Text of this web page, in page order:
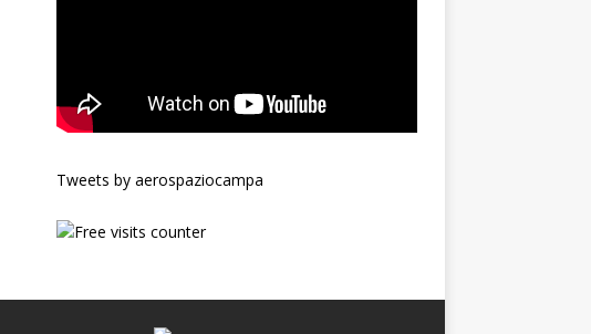
Tweets by aerospaziocampa